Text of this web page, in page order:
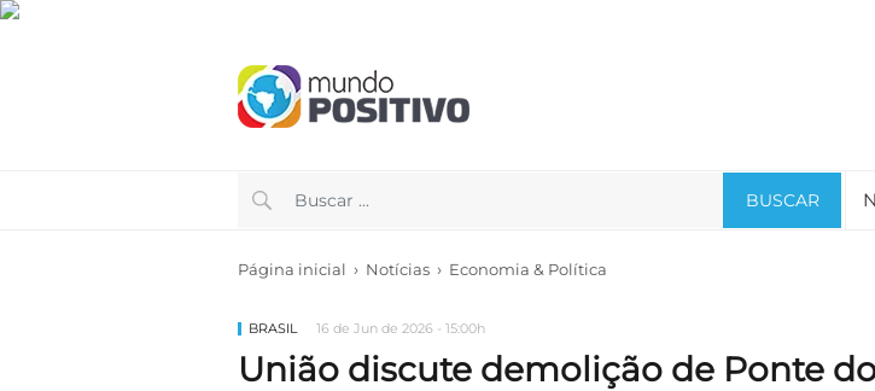
BUSCAR
Página inicial › Notícias › Economia & Política
BRASIL 16 de Jun de 2026 - 15:00h
União discute demolição de Ponte